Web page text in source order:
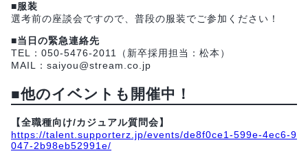
■服装
選考前の座談会ですので、普段の服装でご参加ください！
■当日の緊急連絡先
TEL：050-5476-2011（新卒採用担当：松本）
MAIL：saiyou@stream.co.jp
■他のイベントも開催中！
【全職種向け/カジュアル質問会】
https://talent.supporterz.jp/events/de8f0ce1-599e-4ec6-9
047-2b98eb52991e/